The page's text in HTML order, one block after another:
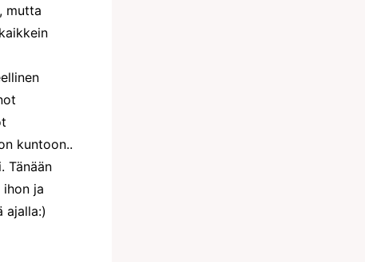
mutta
kuntoon..
Tänään
ja
ajalla:)